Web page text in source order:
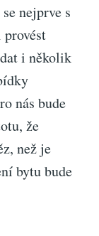
nejprve s
i několik
nás bude
že
než je
bytu bude